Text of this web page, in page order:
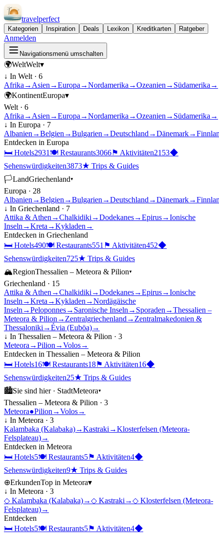
travelperfect
Kategorien Inspiration Deals Lexikon Kreditkarten Ratgeber
Anmelden
Navigationsmenü umschalten
🌍WeltWelt▾
↓ In Welt · 6
Afrika → Asien →Europa →Nordamerika →Ozeanien → Südamerika →
🌍KontinentEuropa▾
Welt · 6
Afrika → Asien →Europa →Nordamerika →Ozeanien → Südamerika →
↓ In Europa · 7
Albanien →Belgien →Bulgarien →Deutschland →Dänemark→
Entdecken in Europa
🛏 Hotels2931 🍽 Restaurants3066⚑ Aktivitäten2153◆
Sehenswürdigkeiten3873★ Trips & Guides
🏳LandGriechenland▾
Europa · 28
Albanien →Belgien →Bulgarien →Deutschland →Dänemark→
↓ In Griechenland · 7
Attika & Athen →Chalkidiki →Dodekanes→Epirus→Ionische
Inseln →Kreta →Kykladen →
Entdecken in Griechenland
🛏 Hotels490🍽 Restaurants551 ⚑ Aktivitäten452◆
Sehenswürdigkeiten725★ Trips & Guides
🏔RegionThessalien – Meteora & Pilion▾
Griechenland · 15
Attika & Athen →Chalkidiki →Dodekanes→Epirus→Ionische
Inseln →Kreta →Kykladen →Nordägäische
Inseln →Peloponnes→ Saronische Inseln → Sporaden →Thessalien –
Meteora & Pilion → Zentralgriechenland → Zentralmakedonien &
Thessaloniki →Évia (Euböa)→
↓ In Thessalien – Meteora & Pilion · 3
Meteora →Pilion →Volos→
Entdecken in Thessalien – Meteora & Pilion
🛏 Hotels16🍽 Restaurants18⚑ Aktivitäten16◆
Sehenswürdigkeiten25★ Trips & Guides
🏙Sie sind hier · StadtMeteora▾
Thessalien – Meteora & Pilion · 3
Meteora●Pilion →Volos→
↓ In Meteora · 3
Kalambaka (Kalabaka)→Kastraki →Klosterfelsen (Meteora-
Felsplateau)→
Entdecken in Meteora
🛏 Hotels5🍽 Restaurants5⚑ Aktivitäten4◆
Sehenswürdigkeiten9★ Trips & Guides
⊕ErkundenTop in Meteora▾
↓ In Meteora · 3
◇ Kalambaka (Kalabaka)→◇ Kastraki →◇ Klosterfelsen (Meteora-
Felsplateau)→
Entdecken
🛏 Hotels5🍽 Restaurants5⚑ Aktivitäten4◆